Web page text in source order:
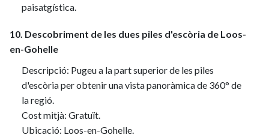
paisatgística.
10. Descobriment de les dues piles d'escòria de Loos-
en-Gohelle
Descripció: Pugeu a la part superior de les piles
d'escòria per obtenir una vista panoràmica de 360° de
la regió.
Cost mitjà: Gratuït.
Ubicació: Loos-en-Gohelle.